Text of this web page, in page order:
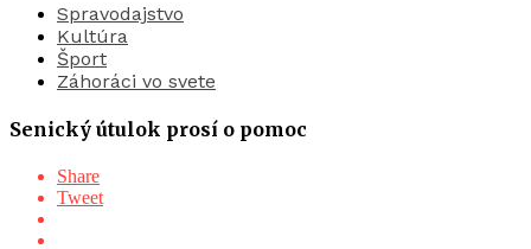
Spravodajstvo
Kultúra
Šport
Záhoráci vo svete
Senický útulok prosí o pomoc
Share
Tweet